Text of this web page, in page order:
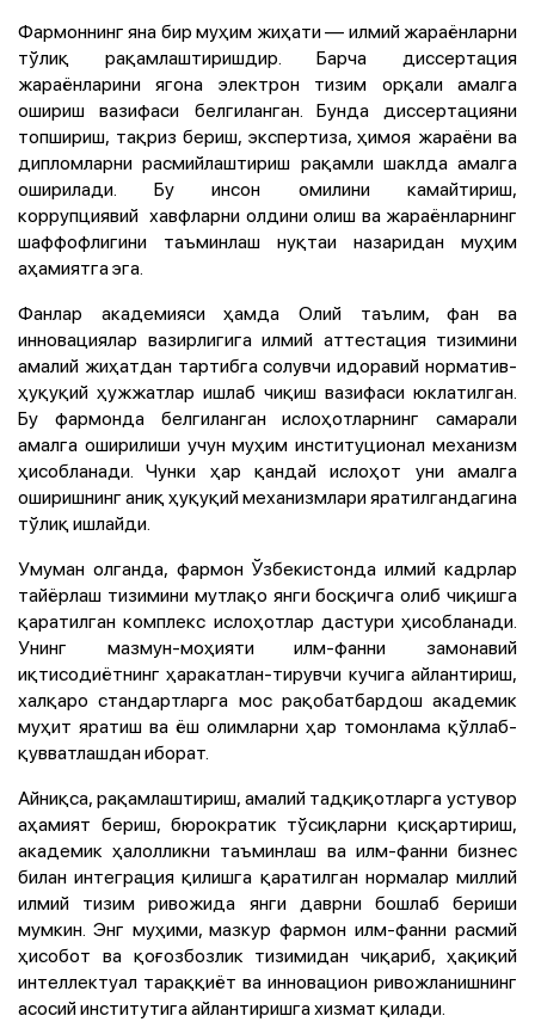
Фармоннинг яна бир муҳим жиҳати — илмий жараёнларни
тўлиқ рақамлаштиришдир. Барча диссертация
жараёнларини ягона электрон тизим орқали амалга
ошириш вазифаси белгиланган. Бунда диссертацияни
топшириш, тақриз бериш, экспертиза, ҳимоя жараёни ва
дипломларни расмийлаштириш рақамли шаклда амалга
оширилади. Бу инсон омилини камайтириш,
коррупциявий хавфларни олдини олиш ва жараёнларнинг
шаффофлигини таъминлаш нуқтаи назаридан муҳим
аҳамиятга эга.
Фанлар академияси ҳамда Олий таълим, фан ва
инновациялар вазирлигига илмий аттестация тизимини
амалий жиҳатдан тартибга солувчи идоравий норматив-
ҳуқуқий ҳужжатлар ишлаб чиқиш вазифаси юклатилган.
Бу фармонда белгиланган ислоҳотларнинг самарали
амалга оширилиши учун муҳим институционал механизм
ҳисобланади. Чунки ҳар қандай ислоҳот уни амалга
оширишнинг аниқ ҳуқуқий механизмлари яратилгандагина
тўлиқ ишлайди.
Умуман олганда, фармон Ўзбекистонда илмий кадрлар
тайёрлаш тизимини мутлақо янги босқичга олиб чиқишга
қаратилган комплекс ислоҳотлар дастури ҳисобланади.
Унинг мазмун-моҳияти илм-фанни замонавий
иқтисодиётнинг ҳаракатлан-тирувчи кучига айлантириш,
халқаро стандартларга мос рақобатбардош академик
муҳит яратиш ва ёш олимларни ҳар томонлама қўллаб-
қувватлашдан иборат.
Айниқса, рақамлаштириш, амалий тадқиқотларга устувор
аҳамият бериш, бюрократик тўсиқларни қисқартириш,
академик ҳалолликни таъминлаш ва илм-фанни бизнес
билан интеграция қилишга қаратилган нормалар миллий
илмий тизим ривожида янги даврни бошлаб бериши
мумкин. Энг муҳими, мазкур фармон илм-фанни расмий
ҳисобот ва қоғозбозлик тизимидан чиқариб, ҳақиқий
интеллектуал тараққиёт ва инновацион ривожланишнинг
асосий институтига айлантиришга хизмат қилади.